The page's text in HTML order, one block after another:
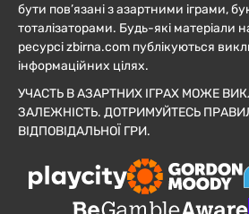
бути пов’язані з азартними іграми,
тоталізаторами. Будь-які матеріали
ресурсі zbirna.com публікуються
інформаційних цілях.
УЧАСТЬ В АЗАРТНИХ ІГРАХ МОЖЕ
ЗАЛЕЖНІСТЬ. ДОТРИМУЙТЕСЬ
ВІДПОВІДАЛЬНОЇ ГРИ.